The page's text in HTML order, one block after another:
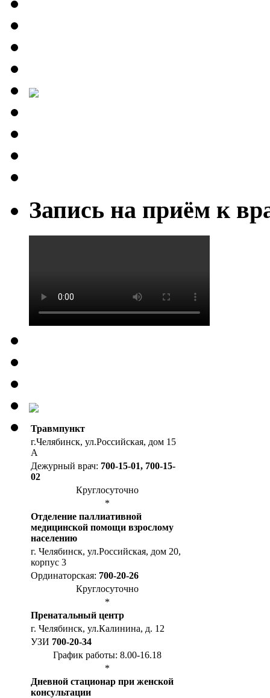
Запись на приём к
Травмпункт
г.Челябинск, ул.Российская, дом 15
А
Дежурный врач: 700-15-01, 700-15-
02
Круглосуточно
*
Отделение паллиативной
медицинской помощи взрослому
населению
г. Челябинск, ул.Российская, дом 20,
корпус 3
Ординаторская: 700-20-26
Круглосуточно
*
Пренатальный центр
г. Челябинск, ул.Калинина, д. 12
УЗИ 700-20-34
График работы: 8.00-16.18
*
Дневной стационар при женской
консультации